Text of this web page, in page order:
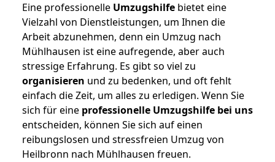
Eine professionelle Umzugshilfe bietet eine
Vielzahl von Dienstleistungen, um Ihnen die
Arbeit abzunehmen, denn ein Umzug nach
Mühlhausen ist eine aufregende, aber auch
stressige Erfahrung. Es gibt so viel zu
organisieren und zu bedenken, und oft fehlt
einfach die Zeit, um alles zu erledigen. Wenn Sie
sich für eine professionelle Umzugshilfe bei uns
entscheiden, können Sie sich auf einen
reibungslosen und stressfreien Umzug von
Heilbronn nach Mühlhausen freuen.